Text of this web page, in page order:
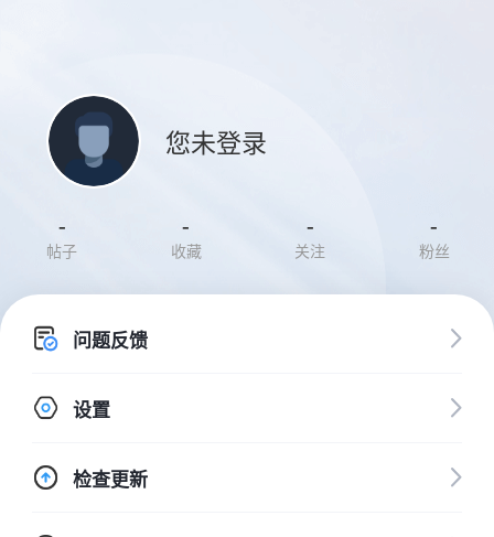
您未登录
-
帖子
-
收藏
-
关注
-
粉丝
问题反馈
设置
检查更新